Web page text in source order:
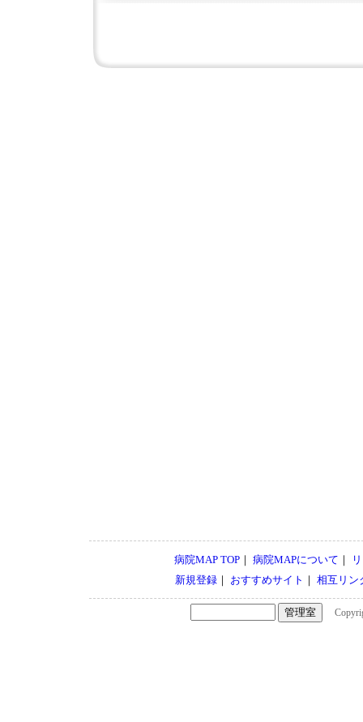
病院MAP TOP ｜ 病院MAPについて ｜
新規登録 ｜ おすすめサイト ｜ 相互リン